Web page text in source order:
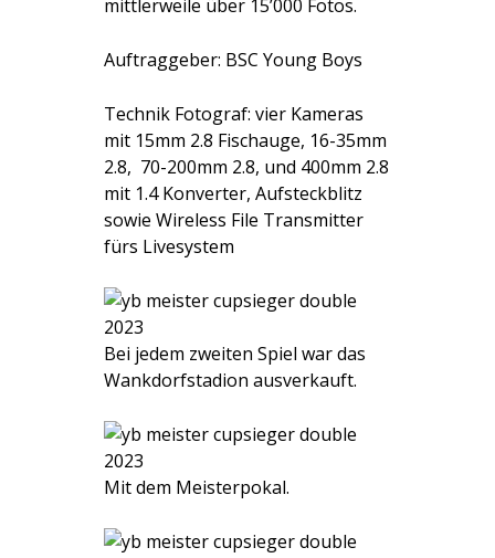
mittlerweile über 15’000 Fotos.
Auftraggeber: BSC Young Boys
Technik Fotograf: vier Kameras
mit 15mm 2.8 Fischauge, 16-35mm
2.8, 70-200mm 2.8, und 400mm 2.8
mit 1.4 Konverter, Aufsteckblitz
sowie Wireless File Transmitter
fürs Livesystem
Bei jedem zweiten Spiel war das
Wankdorfstadion ausverkauft.
Mit dem Meisterpokal.